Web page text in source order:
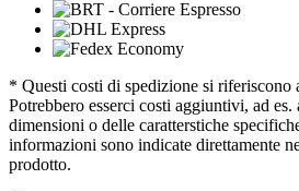
* Questi costi di spedizione si riferiscono
Potrebbero esserci costi aggiuntivi, ad es.
dimensioni o delle caratterstiche
informazioni sono indicate direttamente
prodotto.